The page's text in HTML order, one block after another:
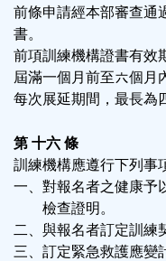
前條申請經本部審查通
書。
前項訓練機構證書有效
屆滿一個月前至六個月
每次展延期間，最長為
第 十六 條
訓練機構應遵行下列事
一、對報名者之健康予
檢查證明。
二、與報名者訂定訓練
三、訂定緊急救護應變